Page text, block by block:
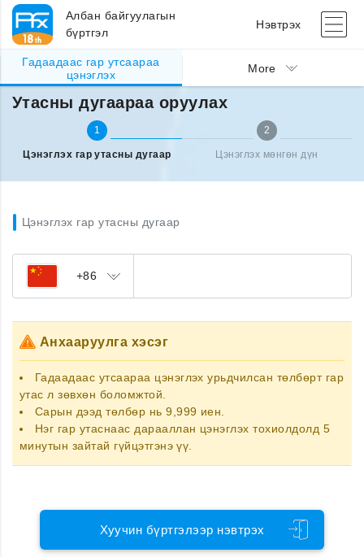
Албан байгуулагын
бүртгэл
Нэвтрэх
Гадаадаас гар утсаараа
цэнэглэх
More
Гадаад улсаас утсаа цэнэглэх Утасны дугаараа оруулах
Утасны дугаараа оруулах
1
Цэнэглэх гар утасны дугаар
2
Цэнэглэх мөнгөн дүн
Цэнэглэх гар утасны дугаар
+86
Анхааруулга хэсэг
Гадаадаас утсаараа цэнэглэхурьдчилсан төлбөрт гар
утас л зөвхөн боломжтой.
Сарын дээд төлбөр нь 9,999 иен.
Нэг гар утаснаас дарааллан цэнэглэх тохиолдолд 5
минутын зайтай гүйцэтгэнэ үү.
Хуучин бүртгэлээр нэвтрэх